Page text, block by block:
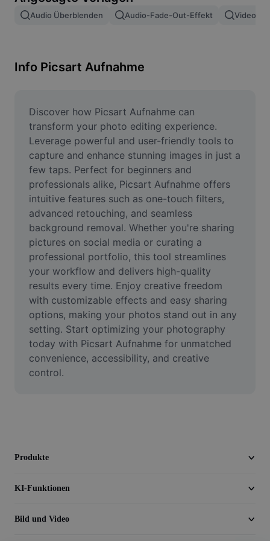
Bildhintergrund entfernen
Bildoptimierung
Online-Fotoeditor
Meme-Generator
AI Text Remover
AI People Remover
AI Inpainting
Face Cutout
Video
Videohintergrund entfernen
Qualität verbessern
Videoeditor
Audio Überblenden Audio-Fade-Out-Effekt Video
Info Picsart Aufnahme
Discover how Picsart Aufnahme can
transform your photo editing experience.
Leverage powerful and user-friendly tools to
capture and enhance stunning images in just a
few taps. Perfect for beginners and
professionals alike, Picsart Aufnahme offers
intuitive features such as one-touch filters,
advanced retouching, and seamless
background removal. Whether you're sharing
pictures on social media or curating a
professional portfolio, this tool streamlines
your workflow and delivers high-quality
results every time. Enjoy creative freedom
with customizable effects and easy sharing
options, making your photos stand out in any
setting. Start optimizing your photography
today with Picsart Aufnahme for unmatched
convenience, accessibility, and creative
control.
Produkte
KI-Funktionen
Bild und Video